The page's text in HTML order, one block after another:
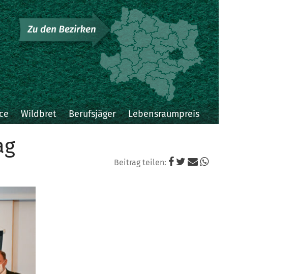
Wildbret Berufsjäger Lebensraumpreis
Beitrag teilen: